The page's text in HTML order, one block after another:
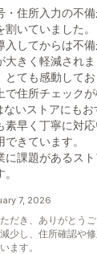
・住所入力の不
いていました。
入してからは不
きく軽減されま
ても感動してお
で住所チェック
いストアにもお
素早く丁寧に対
きています。
に課題があるス
7, 2026
だき、ありがとうご
少し、住所確認や
ます。